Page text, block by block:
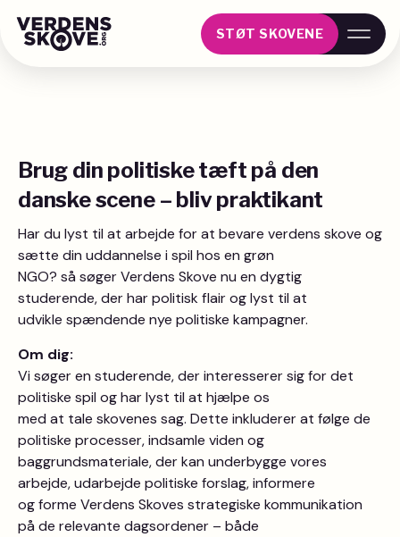
STØT SKOVENE
Brug din politiske tæft på den
danske scene – bliv praktikant
Har du lyst til at arbejde for at bevare verdens skove og
sætte din uddannelse i spil hos en grøn
NGO? så søger Verdens Skove nu en dygtig
studerende, der har politisk flair og lyst til at
udvikle spændende nye politiske kampagner.
Om dig:
Vi søger en studerende, der interesserer sig for det
politiske spil og har lyst til at hjælpe os
med at tale skovenes sag. Dette inkluderer at følge de
politiske processer, indsamle viden og
baggrundsmateriale, der kan underbygge vores
arbejde, udarbejde politiske forslag, informere
og forme Verdens Skoves strategiske kommunikation
på de relevante dagsordener – både